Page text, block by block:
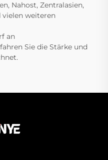
Nahost, Zentralasien,
vielen weiteren
an
Sie die Stärke und